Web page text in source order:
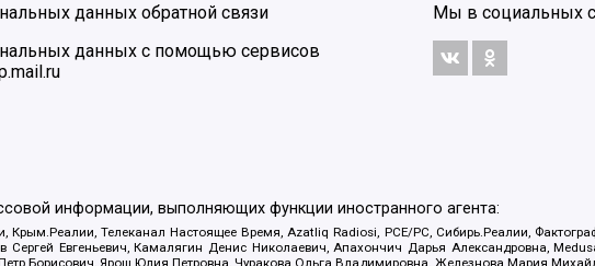
данных обратной связи
данных с помощью сервисов
Мы в социальных
информации, выполняющих функции иностранного агента:
Крым.Реалии, Телеканал Настоящее Время, Azatliq Radiosi, PCE/PC, Сибирь.Реалии,
Евгеньевич, Камалягин Денис Николаевич, Апахончич Дарья Александровна,
Борисович, Ярош Юлия Петровна, Чуракова Ольга Владимировна, Железнова Мария